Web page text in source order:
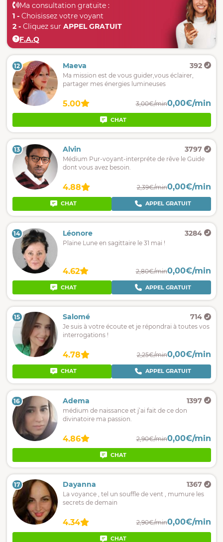
Ma consultation gratuite :
1 -Choisissez votre voyant
2 -Cliquez sur APPEL GRATUIT
F.A.Q
12 Maeva 392
Ma mission est de vous guider,vous éclairer,
partager mes énergies lumineuses
5.00 3,00€/min0,00€/min
CHAT
13 Alvin 3797
Médium Pur-voyant-interpréte de rêve le Guide
dont vous avez besoin.
4.88 2,39€/min0,00€/min
CHAT APPEL GRATUIT
14 Léonore 3284
Plaine Lune en sagittaire le 31 mai !
4.62 2,80€/min0,00€/min
CHAT APPEL GRATUIT
15 Salomé 714
Je suis à votre écoute et je répondrai à toutes vos
interrogations !
4.78 2,25€/min0,00€/min
CHAT APPEL GRATUIT
16 Adema 1397
médium de naissance et j’ai fait de ce don
divinatoire ma passion.
4.86 2,90€/min0,00€/min
CHAT
17 Dayanna 1367
La voyance , tel un souffle de vent , mumure les
secrets de demain
4.34 2,90€/min0,00€/min
CHAT